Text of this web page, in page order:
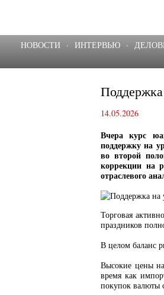
НОВОСТИ · ИНТЕРВЬЮ ·
14.05.2026
Вчера курс
поддержку на
во второй
коррекции на
отраслевого
Торговая
праздников
В целом баланс
Высокие цены
время как
покупок валюты